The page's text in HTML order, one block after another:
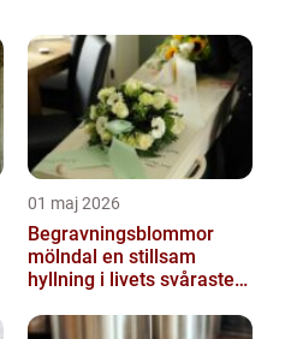
01 maj 2026
Begravningsblommor
mölndal en stillsam
hyllning i livets svåraste